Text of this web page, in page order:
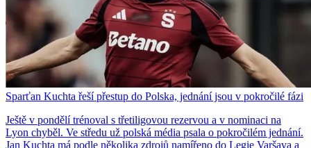
Sparťan Kuchta řeší přestup do Polska, jednání jsou v pokročilé fázi
Ještě v pondělí trénoval s třetiligovou rezervou a v nominaci na
Lyon chyběl. Ve středu už polská média psala o pokročilém jednání.
Jan Kuchta má podle několika zdrojů namířeno do Legie Varšava a